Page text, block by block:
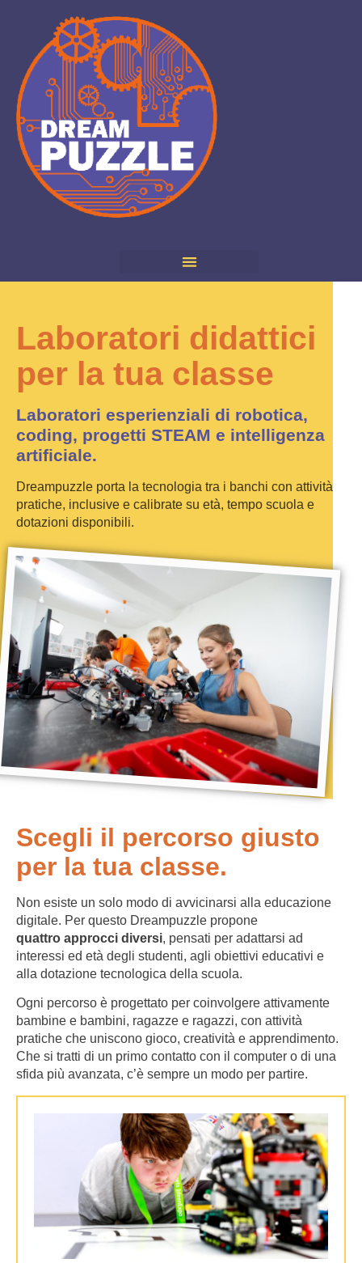
Laboratori didattici
per la tua classe
Laboratori esperienziali di robotica,
coding, progetti STEAM e intelligenza
artificiale.
Dreampuzzle porta la tecnologia tra i banchi con attività
pratiche, inclusive e calibrate su età, tempo scuola e
dotazioni disponibili.
Scegli il percorso giusto
per la tua classe.
Non esiste un solo modo di avvicinarsi alla educazione
digitale. Per questo Dreampuzzle propone
quattro approcci diversi, pensati per adattarsi ad
interessi ed età degli studenti, agli obiettivi educativi e
alla dotazione tecnologica della scuola.
Ogni percorso è progettato per coinvolgere attivamente
bambine e bambini, ragazze e ragazzi, con attività
pratiche che uniscono gioco, creatività e apprendimento.
Che si tratti di un primo contatto con il computer o di una
sfida più avanzata, c’è sempre un modo per partire.